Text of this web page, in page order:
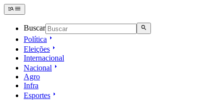
Buscar
Política
Eleições
Internacional
Nacional
Agro
Infra
Esportes